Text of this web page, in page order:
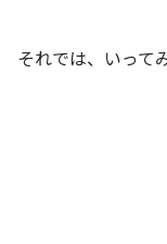
それでは、いって